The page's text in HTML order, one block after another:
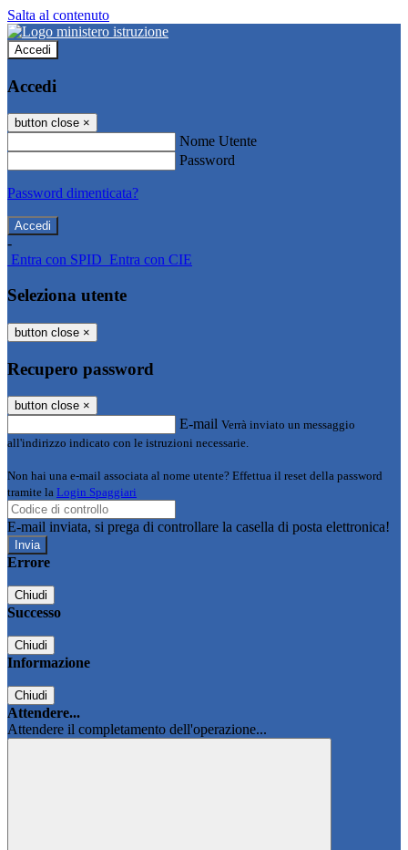
Salta al contenuto
Accedi
Accedi
button close ×
Nome Utente
Password
Password dimenticata?
-
Entra con SPID Entra con CIE
Seleziona utente
button close ×
Recupero password
button close ×
E-mail Verrà inviato un messaggio
all'indirizzo indicato con le istruzioni necessarie.
Non hai una e-mail associata al nome utente? Effettua il reset della password
tramite la Login Spaggiari
E-mail inviata, si prega di controllare la casella di posta elettronica!
Errore
Chiudi
Successo
Chiudi
Informazione
Chiudi
Attendere...
Attendere il completamento dell'operazione...